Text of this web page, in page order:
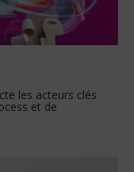
les acteurs clés
et de